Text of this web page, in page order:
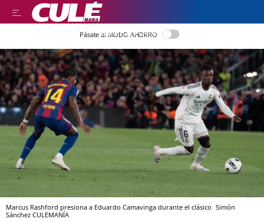
LLEGIR EN CATALÀ
Pásate al MODO AHORRO
Marcus Rashford presiona a Eduardo Camavinga durante el clásico Simón
Sánchez CULEMANÍA